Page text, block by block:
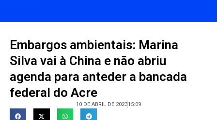
Embargos ambientais: Marina
Silva vai à China e não abriu
agenda para anteder a bancada
federal do Acre
10 DE ABRIL DE 202315:09